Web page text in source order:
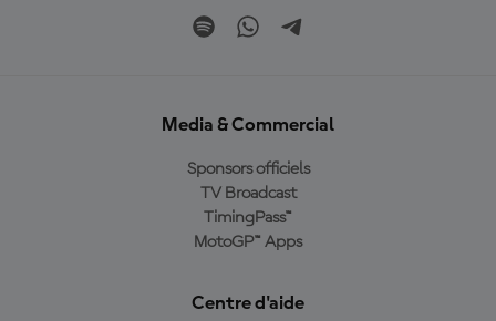
Media & Commercial
Sponsors officiels
TV Broadcast
TimingPass™
MotoGP™ Apps
Centre d'aide